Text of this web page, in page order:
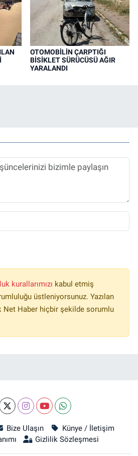
OTOMOBİLİN ÇARPTIĞI
BİSİKLET SÜRÜCÜSÜ AĞIR
YARALANDI
kurallarımızı kabul etmiş
üstleniyorsunuz. Yazılan
Net Haber hiçbir şekilde sorumlu
Bize Ulaşın
Künye / İletişim
Gizlilik Sözleşmesi